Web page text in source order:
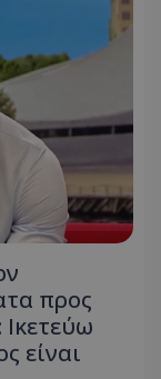
προς
είναι